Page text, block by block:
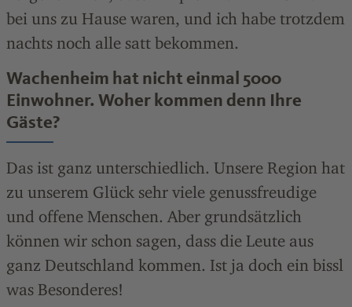
bei uns zu Hause waren, und ich habe trotzdem
nachts noch alle satt bekommen.
Wachenheim hat nicht einmal 5000
Einwohner. Woher kommen denn Ihre
Gäste?
Das ist ganz unterschiedlich. Unsere Region hat
zu unserem Glück sehr viele genussfreudige
und offene Menschen. Aber grundsätzlich
können wir schon sagen, dass die Leute aus
ganz Deutschland kommen. Ist ja doch ein bissl
was Besonderes!